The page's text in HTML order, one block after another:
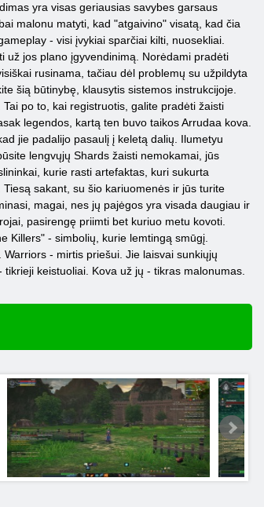
yra visas geriausias savybes garsaus
malonu matyti, kad "atgaivino" visatą, kad čia
- visi įvykiai sparčiai kilti, nuosekliai.
už jos plano įgyvendinimą. Norėdami pradėti
rusinama, tačiau dėl problemų su užpildyta
šią būtinybę, klausytis sistemos instrukcijoje.
po to, kai registruotis, galite pradėti žaisti
legendos, kartą ten buvo taikos Arrudaa kova.
jie padalijo pasaulį į keletą dalių. Ilumetyu
lengvųjų Shards žaisti nemokamai, jūs
kurie rasti artefaktas, kuri sukurta
sakant, su šio kariuomenės ir jūs turite
magai, nes jų pajėgos yra visada daugiau ir
pasirengę priimti bet kuriuo metu kovoti.
Killers" - simbolių, kurie lemtingą smūgį.
- mirtis priešui. Jie laisvai sunkiųjų
keistuoliai. Kova už jų - tikras malonumas.